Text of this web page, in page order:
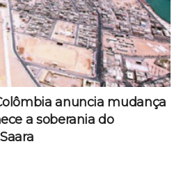
anuncia mudança
a soberania do